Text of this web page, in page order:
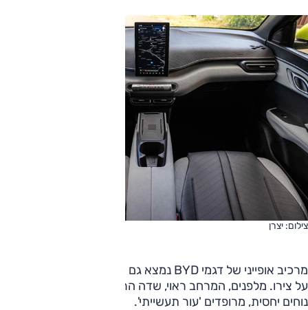
צילום: יצרן
מרכיב אופייני של דגמי BYD נמצא גם כאן, והמסך המרכזי סובב
על צירו. מלפנים, המרחב ראוי, שדה הראייה סביר, והמושבים
נוחים יחסית, מרופדים 'עור תעשייתי'.